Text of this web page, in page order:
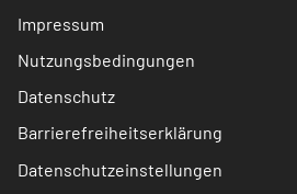
Impressum
Nutzungsbedingungen
Datenschutz
Barrierefreiheitserklärung
Datenschutzeinstellungen